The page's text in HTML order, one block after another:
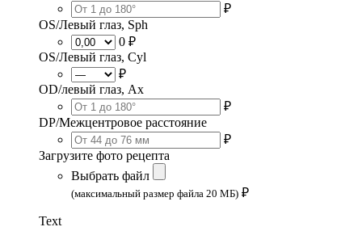
₽
OS/Левый глаз, Sph
0 ₽
OS/Левый глаз, Cyl
₽
OD/левый глаз, Ax
₽
DP/Межцентровое расстояние
₽
Загрузите фото рецепта
Выбрать файл
(максимальный размер файла 20 МБ) ₽
Text